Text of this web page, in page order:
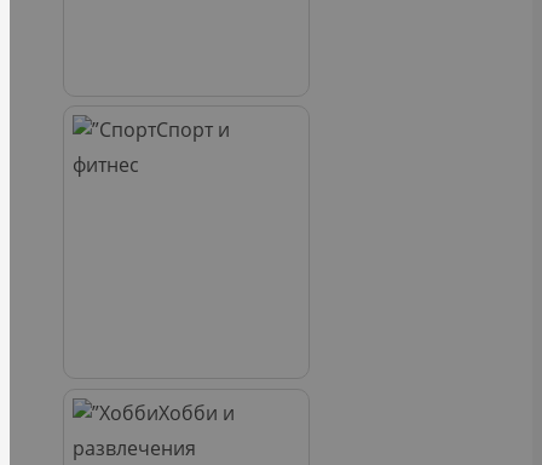
Спорт и
фитнес
Хобби и
развлечения